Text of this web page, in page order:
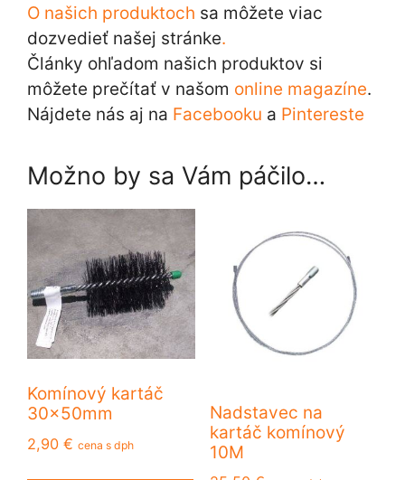
O našich produktoch sa môžete viac
dozvedieť našej stránke.
Články ohľadom našich produktov si
môžete prečítať v našom online magazíne.
Nájdete nás aj na Facebooku a Pintereste
Možno by sa Vám páčilo…
Komínový kartáč
30x50mm
2,90 € cena s dph
Nadstavec na
kartáč komínový
10M